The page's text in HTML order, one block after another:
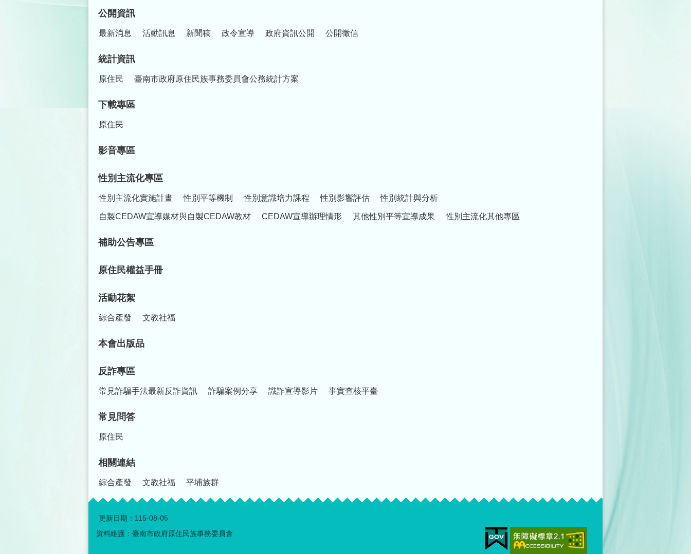
公開資訊
最新消息 活動訊息 新聞稿 政令宣導 政府資訊公開 公開徵信
統計資訊
原住民 臺南市政府原住民族事務委員會公務統計方案
下載專區
原住民
影音專區
性別主流化專區
性別主流化實施計畫 性別平等機制 性別意識培力課程 性別影響評估 性別統計與分析
自製CEDAW宣導媒材與自製CEDAW教材 CEDAW宣導辦理情形 其他性別平等宣導成果 性別主流化其他專區
補助公告專區
原住民權益手冊
活動花絮
綜合產發 文教社福
本會出版品
反詐專區
常見詐騙手法最新反詐資訊 詐騙案例分享 識詐宣導影片 事實查核平臺
常見問答
原住民
相關連結
綜合產發 文教社福 平埔族群
更新日期： 115-08-05
資料維護：臺南市政府原住民族事務委員會